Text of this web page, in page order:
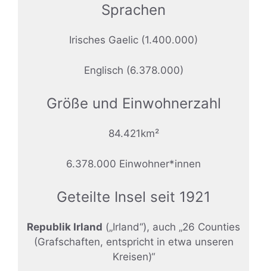
Sprachen
Irisches Gaelic (1.400.000)
Englisch (6.378.000)
Größe und Einwohnerzahl
84.421km²
6.378.000 Einwohner*innen
Geteilte Insel seit 1921
Republik Irland („Irland“), auch „26 Counties
(Grafschaften, entspricht in etwa unseren
Kreisen)“